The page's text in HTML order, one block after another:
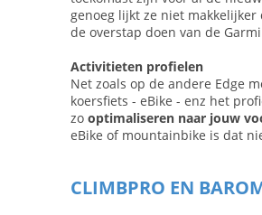
genoeg lijkt ze niet
de overstap doen van de
Activitieten profielen
Net zoals op de andere Edge
koersfiets - eBike - enz het
zo optimaliseren naar jouw
eBike of mountainbike is dat
CLIMBPRO EN